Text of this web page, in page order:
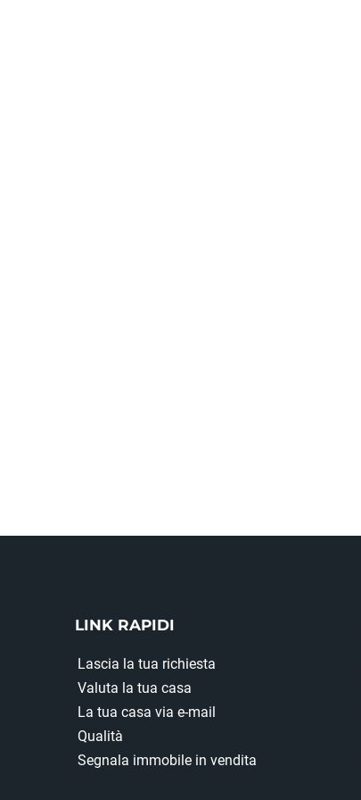
LINK RAPIDI
Lascia la tua richiesta
Valuta la tua casa
La tua casa via e-mail
Qualità
Segnala immobile in vendita